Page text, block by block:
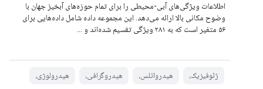
اطلاعات ویژگی‌های آبی-محیطی را برای تمام حوزه‌های آبخیز جهان با
وضوح مکانی بالا ارائه می‌دهد. این مجموعه داده شامل داده‌هایی برای
۵۶ متغیر است که به ۲۸۱ ویژگی تقسیم شده‌اند و ...
ژئوفیزیک، هیدرواتلس، هیدروگرافی، هیدرولوژی،